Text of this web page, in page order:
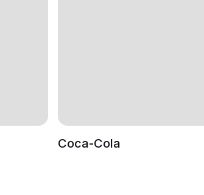
Coca-Cola